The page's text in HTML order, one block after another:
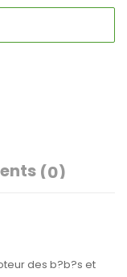
(0)
des b?b?s et